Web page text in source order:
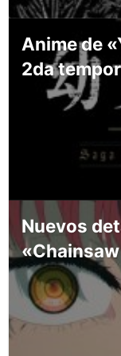
Anime de
2da
Nuevos